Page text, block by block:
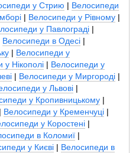
у Стрию | Велосипеди
| Велосипеди у Рівному |
у Павлограді |
Велосипеди в Одесі |
| Велосипеди у
Нікополі | Велосипеди у
| Велосипеди у Миргороді |
у Львові |
у Кропивницькому |
| Велосипеди у Кременчуці |
у Коростені |
в Коломиї |
у Києві | Велосипеди в